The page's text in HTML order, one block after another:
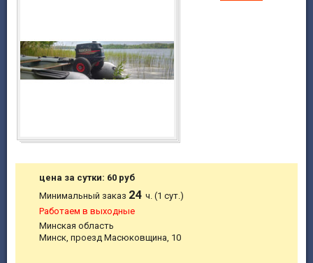
цена за сутки: 60 руб
Минимальный заказ 24ч. (1 сут.)
Работаем в выходные
Минская область
Минск, проезд Масюковщина, 10